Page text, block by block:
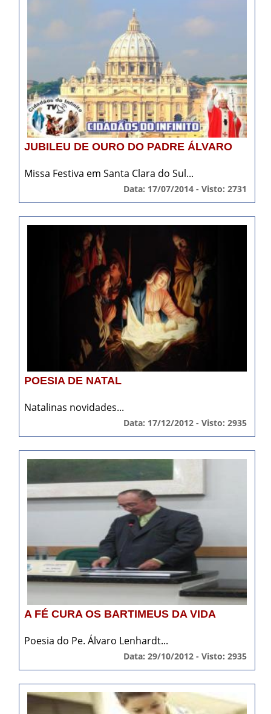
JUBILEU DE OURO DO PADRE ÁLVARO
Missa Festiva em Santa Clara do Sul...
Data: 17/07/2014 - Visto: 2731
POESIA DE NATAL
Natalinas novidades...
Data: 17/12/2012 - Visto: 2935
A FÉ CURA OS BARTIMEUS DA VIDA
Poesia do Pe. Álvaro Lenhardt...
Data: 29/10/2012 - Visto: 2935